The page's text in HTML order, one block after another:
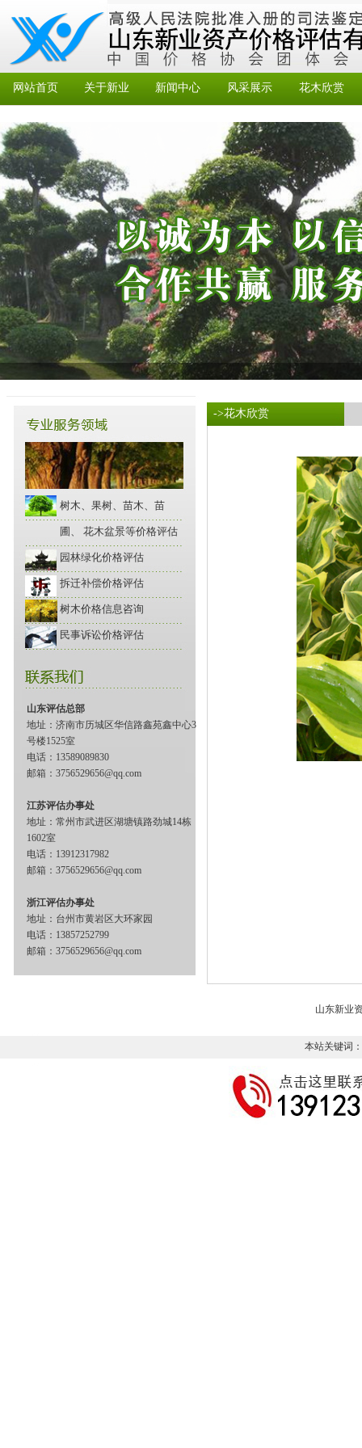
网站首页 关于新业 新闻中心 风采展示 花木欣赏
树木、果树、苗木、苗
圃、 花木盆景等价格评估
园林绿化价格评估
拆迁补偿价格评估
树木价格信息咨询
民事诉讼价格评估
山东评估总部
地址：济南市历城区华信路鑫苑鑫中心3
号楼1525室
电话：13589089830
邮箱：3756529656@qq.com
江苏评估办事处
地址：常州市武进区湖塘镇路劲城14栋
1602室
电话：13912317982
邮箱：3756529656@qq.com
浙江评估办事处
地址：台州市黄岩区大环家园
电话：13857252799
邮箱：3756529656@qq.com
->花木欣赏
山东新业
本站关键词：